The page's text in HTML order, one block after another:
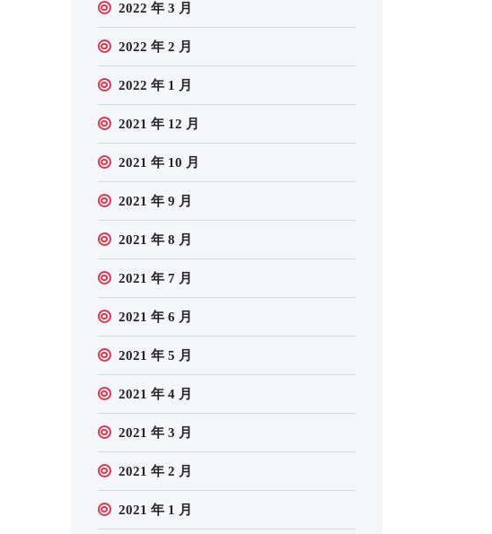
2022 年 3 月
2022 年 2 月
2022 年 1 月
2021 年 12 月
2021 年 10 月
2021 年 9 月
2021 年 8 月
2021 年 7 月
2021 年 6 月
2021 年 5 月
2021 年 4 月
2021 年 3 月
2021 年 2 月
2021 年 1 月